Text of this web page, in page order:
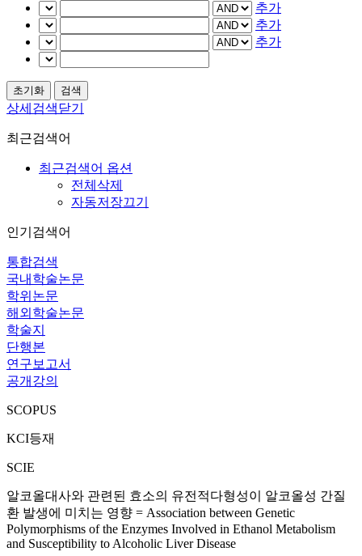
추가
추가
추가
상세검색닫기
최근검색어
최근검색어 옵션
전체삭제
자동저장끄기
인기검색어
통합검색
국내학술논문
학위논문
해외학술논문
학술지
단행본
연구보고서
공개강의
SCOPUS
KCI등재
SCIE
알코올대사와 관련된 효소의 유전적다형성이 알코올성 간질
환 발생에 미치는 영향 = Association between Genetic
Polymorphisms of the Enzymes Involved in Ethanol Metabolism
and Susceptibility to Alcoholic Liver Disease